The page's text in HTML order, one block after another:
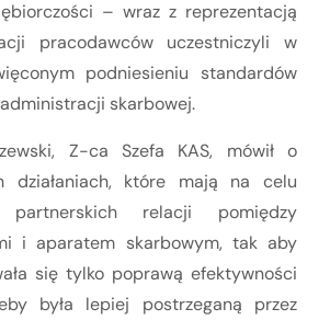
– wraz z reprezentacją
pracodawców uczestniczyli w
podniesieniu standardów
skarbowej.
Z-ca Szefa KAS, mówił o
działaniach, które mają na celu
partnerskich relacji pomiędzy
i aparatem skarbowym, tak aby
się tylko poprawą efektywności
była lepiej postrzeganą przez